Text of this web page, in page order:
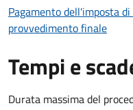
Pagamento dell'imposta
provvedimento finale
Tempi e
Durata massima del